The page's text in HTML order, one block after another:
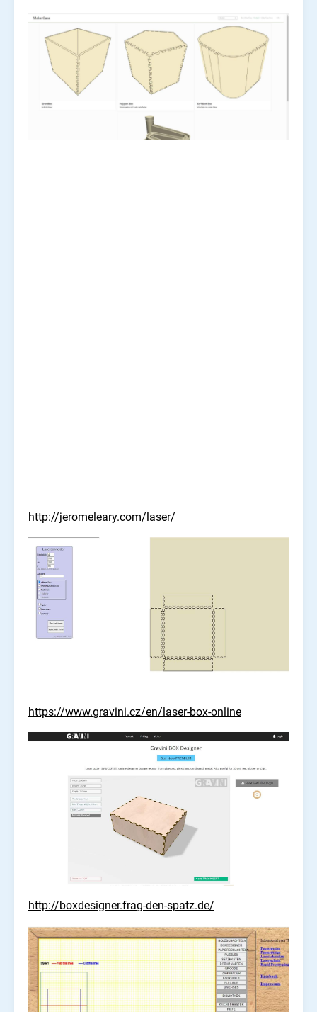
http://jeromeleary.com/laser/
https://www.gravini.cz/en/laser-box-online
http://boxdesigner.frag-den-spatz.de/